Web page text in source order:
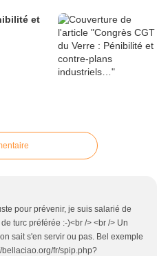
et
pour prévenir, je suis salarié de
turc préférée :-)<br /> <br /> Un
sait s'en servir ou pas. Bel exemple
fr/spip.php?